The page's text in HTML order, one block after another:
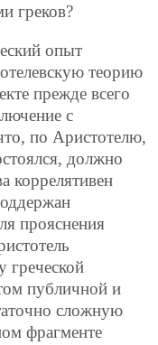
греков?
опыт
теорию
прежде всего
с
по Аристотелю,
должно
коррелятивен
прояснения
греческой
публичной и
сложную
фрагменте